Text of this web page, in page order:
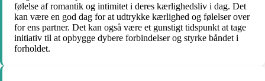
følelse af romantik og intimitet i deres kærlighedsliv i dag. Det
kan være en god dag for at udtrykke kærlighed og følelser over
for ens partner. Det kan også være et gunstigt tidspunkt at tage
initiativ til at opbygge dybere forbindelser og styrke båndet i
forholdet.